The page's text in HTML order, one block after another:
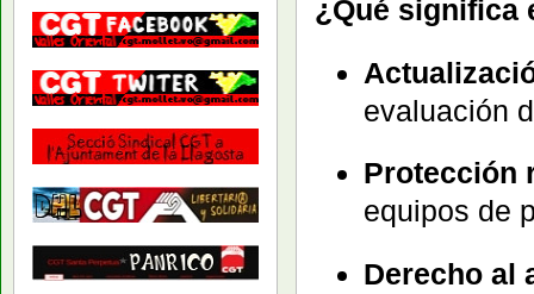
¿Qué significa
evaluación
Protección
equipos de
Derecho al